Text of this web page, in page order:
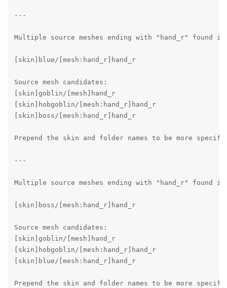
---
Multiple source meshes ending with "hand_r" found
[skin]blue/[mesh:hand_r]hand_r
Source mesh candidates:
[skin]goblin/[mesh]hand_r
[skin]hobgoblin/[mesh:hand_r]hand_r
[skin]boss/[mesh:hand_r]hand_r
Prepend the skin and folder names to be more
---
Multiple source meshes ending with "hand_r" found
[skin]boss/[mesh:hand_r]hand_r
Source mesh candidates:
[skin]goblin/[mesh]hand_r
[skin]hobgoblin/[mesh:hand_r]hand_r
[skin]blue/[mesh:hand_r]hand_r
Prepend the skin and folder names to be more